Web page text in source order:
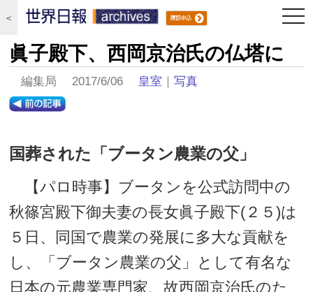
＜
眞子殿下、西岡京治氏の仏塔に
編集局 2017/6/06 皇室 ｜写真
国葬された「ブータン農業の父」
【パロ時事】ブータンを公式訪問中の
秋篠宮殿下御夫妻の長女眞子殿下(２５)は
５日、同国で農業の発展に多大な貢献を
し、「ブータン農業の父」として有名な
日本の元農業専門家、故西岡京治氏のた